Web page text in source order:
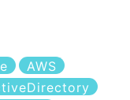
AWS